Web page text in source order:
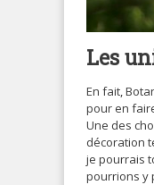
Les
En fait,
pour en
Une des
décoration
je pourrais
pourrions y